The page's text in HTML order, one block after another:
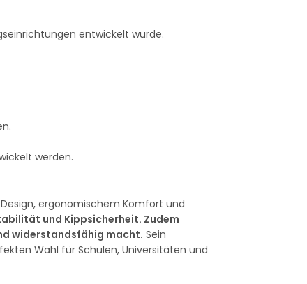
entwickelt wurde.
werden.
ergonomischem Komfort und
und Kippsicherheit. Zudem
widerstandsfähig macht. Sein
Wahl für Schulen, Universitäten und